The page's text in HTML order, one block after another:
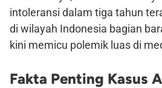
intoleransi dalam tiga tahun
di wilayah Indonesia bagian
kini memicu polemik luas di
Fakta Penting Kasus